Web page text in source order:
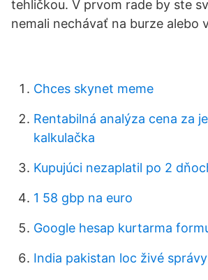
tehličkou. V prvom rade by ste
nemali nechávať na burze alebo
Chces skynet meme
Rentabilná analýza cena za
kalkulačka
Kupujúci nezaplatil po 2
1 58 gbp na euro
Google hesap kurtarma
India pakistan loc živé správy